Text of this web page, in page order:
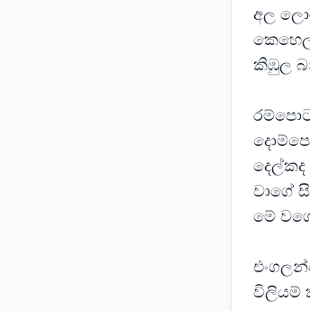
අල
කිඹුල
වාගේ
මේ
විලියම්